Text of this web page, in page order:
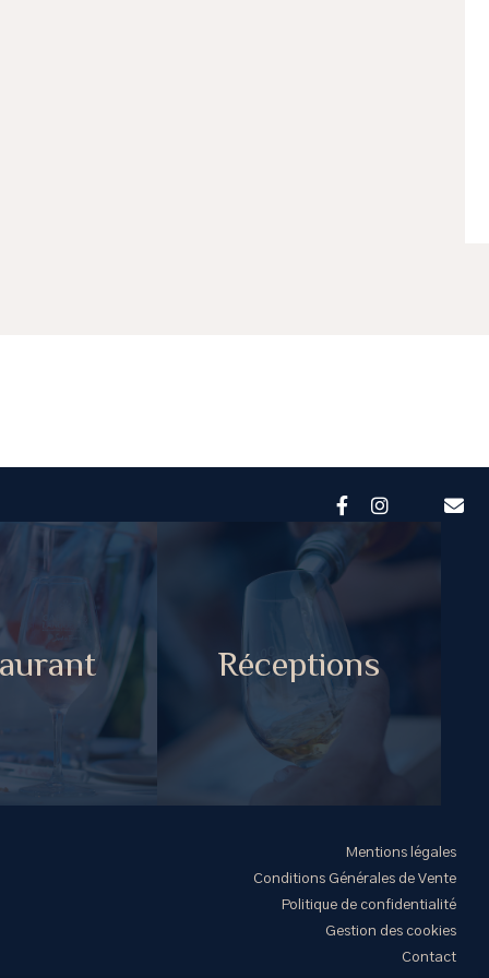
Réceptions
Mentions légales
Conditions Générales de Vente
Politique de confidentialité
Gestion des cookies
Contact